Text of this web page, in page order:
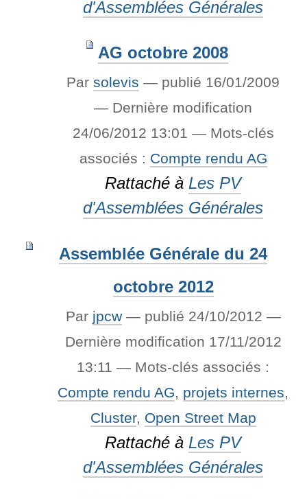
d'Assemblées Générales
AG octobre 2008
Parsolevis — publié 16/01/2009
— Dernière modification
24/06/2012 13:01 — Mots-clés
associés : Compte rendu AG
Rattaché à Les PV
d'Assemblées Générales
Assemblée Générale du 24
octobre 2012
Par jpcw — publié 24/10/2012 —
Dernière modification 17/11/2012
13:11— Mots-clés associés :
Compte rendu AG, projets internes,
Cluster, Open Street Map
Rattaché à Les PV
d'Assemblées Générales